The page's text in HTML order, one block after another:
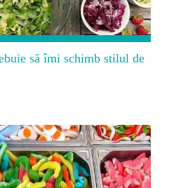
să îmi schimb stilul de